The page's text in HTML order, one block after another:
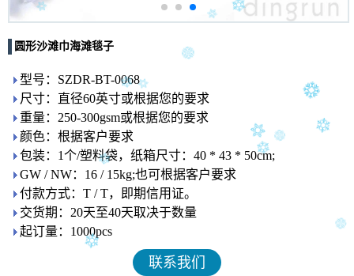
圆形沙滩巾海滩毯子
型号：SZDR-BT-0068
尺寸：直径60英寸或根据您的要求
重量：250-300gsm或根据您的要求
颜色：根据客户要求
包装：1个/塑料袋，纸箱尺寸：40 * 43 * 50cm;
GW / NW：16 / 15kg;也可根据客户要求
付款方式：T / T，即期信用证。
交货期：20天至40天取决于数量
起订量：1000pcs
联系我们